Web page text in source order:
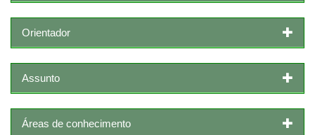
Orientador
Assunto
Áreas de conhecimento